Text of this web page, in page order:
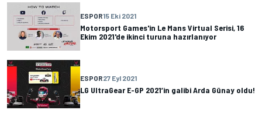
ESPOR15 Eki 2021
Motorsport Games'in Le Mans Virtual Serisi, 16
Ekim 2021'de ikinci turuna hazırlanıyor
ESPOR27 Eyl 2021
LG UltraGear E-GP 2021’in galibi Arda Günay oldu!